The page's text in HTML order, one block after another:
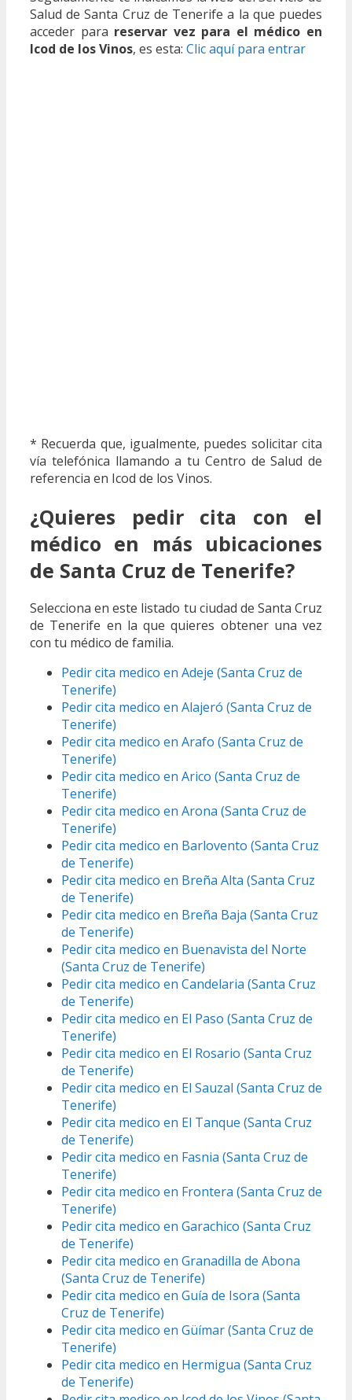
Salud de Santa Cruz de Tenerife a la que puedes
acceder para reservar vez para el médico en
Icod de los Vinos, es esta: Clic aquí para entrar
* Recuerda que, igualmente, puedes solicitar cita
vía telefónica llamando a tu Centro de Salud de
referencia en Icod de los Vinos.
¿Quieres pedir cita con el
médico en más ubicaciones
de Santa Cruz de Tenerife?
Selecciona en este listado tu ciudad de Santa Cruz
de Tenerife en la que quieres obtener una vez
con tu médico de familia.
Pedir cita medico en Adeje (Santa Cruz de
Tenerife)
Pedir cita medico en Alajeró (Santa Cruz de
Tenerife)
Pedir cita medico en Arafo (Santa Cruz de
Tenerife)
Pedir cita medico en Arico (Santa Cruz de
Tenerife)
Pedir cita medico en Arona (Santa Cruz de
Tenerife)
Pedir cita medico en Barlovento (Santa Cruz
de Tenerife)
Pedir cita medico en Breña Alta (Santa Cruz
de Tenerife)
Pedir cita medico en Breña Baja (Santa Cruz
de Tenerife)
Pedir cita medico en Buenavista del Norte
(Santa Cruz de Tenerife)
Pedir cita medico en Candelaria (Santa Cruz
de Tenerife)
Pedir cita medico en El Paso (Santa Cruz de
Tenerife)
Pedir cita medico en El Rosario (Santa Cruz
de Tenerife)
Pedir cita medico en El Sauzal (Santa Cruz de
Tenerife)
Pedir cita medico en El Tanque (Santa Cruz
de Tenerife)
Pedir cita medico en Fasnia (Santa Cruz de
Tenerife)
Pedir cita medico en Frontera (Santa Cruz de
Tenerife)
Pedir cita medico en Garachico (Santa Cruz
de Tenerife)
Pedir cita medico en Granadilla de Abona
(Santa Cruz de Tenerife)
Pedir cita medico en Guía de Isora (Santa
Cruz de Tenerife)
Pedir cita medico en Güímar (Santa Cruz de
Tenerife)
Pedir cita medico en Hermigua (Santa Cruz
de Tenerife)